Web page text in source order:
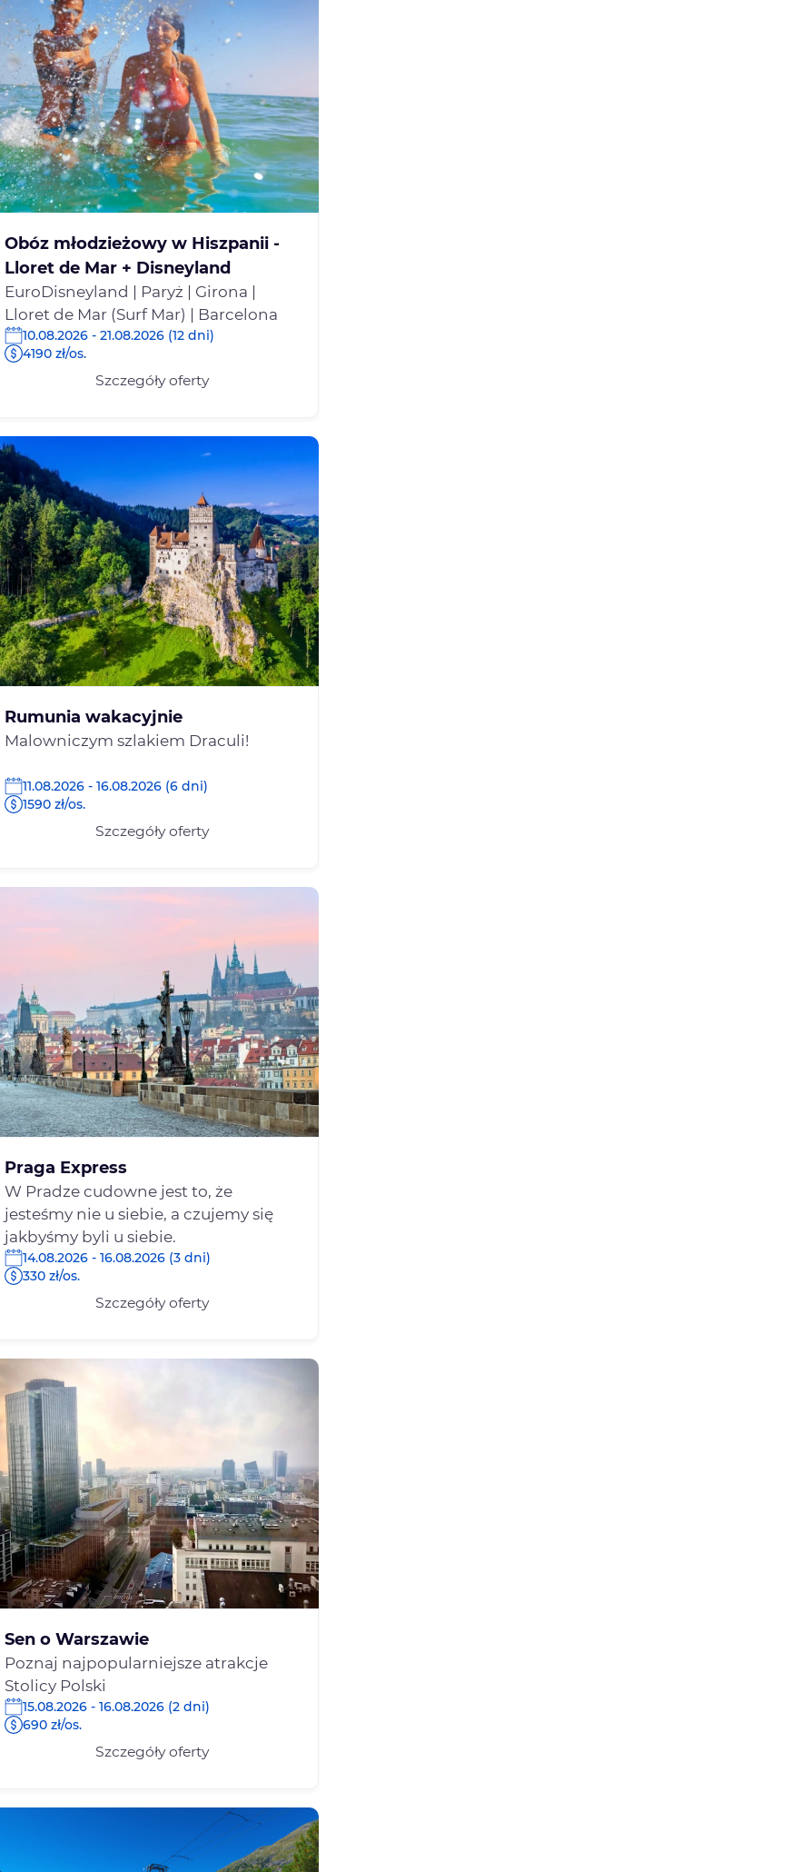
Obóz młodzieżowy w Hiszpanii -
Lloret de Mar + Disneyland
EuroDisneyland | Paryż | Girona |
Lloret de Mar (Surf Mar) | Barcelona
10.08.2026 - 21.08.2026 (12 dni)
4190 zł/os.
Szczegóły oferty
Rumunia wakacyjnie
Malowniczym szlakiem Draculi!
11.08.2026 - 16.08.2026 (6 dni)
1590 zł/os.
Szczegóły oferty
Praga Express
W Pradze cudowne jest to, że
jesteśmy nie u siebie, a czujemy się
jakbyśmy byli u siebie.
14.08.2026 - 16.08.2026 (3 dni)
330 zł/os.
Szczegóły oferty
Sen o Warszawie
Poznaj najpopularniejsze atrakcje
Stolicy Polski
15.08.2026 - 16.08.2026 (2 dni)
690 zł/os.
Szczegóły oferty